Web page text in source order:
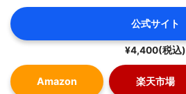
公式サイト
¥4,400(税込)
Amazon 楽天市場